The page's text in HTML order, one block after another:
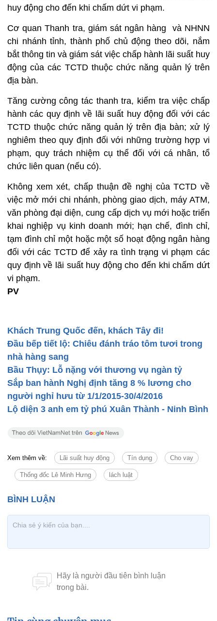
huy động cho đến khi chấm dứt vi phạm.
Cơ quan Thanh tra, giám sát ngân hàng và NHNN
chi nhánh tỉnh, thành phố chủ động theo dõi, nắm
bắt thông tin và giám sát việc chấp hành lãi suất huy
động của các TCTD thuộc chức năng quản lý trên
địa bàn.
Tăng cường công tác thanh tra, kiểm tra việc chấp
hành các quy định về lãi suất huy động đối với các
TCTD thuộc chức năng quản lý trên địa bàn; xử lý
nghiêm theo quy định đối với những trường hợp vi
phạm, quy trách nhiệm cụ thể đối với cá nhân, tổ
chức liên quan (nếu có).
Không xem xét, chấp thuận đề nghị của TCTD về
việc mở mới chi nhánh, phòng giao dịch, máy ATM,
văn phòng đại diện, cung cấp dịch vụ mới hoặc triển
khai nghiệp vụ kinh doanh mới; hạn chế, đình chỉ,
tạm đình chỉ một hoặc một số hoạt động ngân hàng
đối với các TCTD để xảy ra tình trạng vi phạm các
quy định về lãi suất huy động cho đến khi chấm dứt
vi phạm.
PV
Khách Trung Quốc đến, khách Tây đi!
Đầu bếp tiết lộ: Chiêu đánh tráo tôm tươi trong
nhà hàng sang
Bầu Thụy: Lỗ nặng với thương vụ ngàn tỷ
Sắp ban hành Nghị định tăng 8 % lương cho
người nghỉ hưu từ 1/1/2015-30/4/2016
Lộ diện 3 anh em tỷ phú Xuân Thành - Ninh Bình
Xem thêm về: Lãi suất huy động Tín dụng Cho vay
Thống đốc Lê Minh Hưng lách luật